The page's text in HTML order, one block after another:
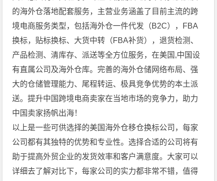
的海外仓落地配套服务，主营业务涵盖了目前主流的跨
境电商服务类型，包括海外仓一件代发（B2C），FBA
换标，贴标换标、大货中转（FBA补货），退货检测、
产品检测、清库存、派送等全方位服务，在美国,中国设
有直属公司及海外仓库。完善的海外仓储网络布局、强
大的仓储管理能力、尾程转运、极具竞争优势的本土派
送。提升中国跨境电商卖家在当地市场的竞争力，助力
中国卖家扬帆出海！
以上是一些可供选择的美国海外仓移仓换标公司，每家
公司都有其独特的优势和专业性。选择合适的公司将有
助于提高外贸企业的发货效率和客户满意度。大家可以
详细去了解对比下，每家公司的实力都非常不错，值得